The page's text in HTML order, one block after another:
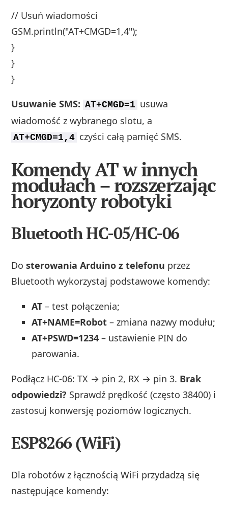
// Usuń wiadomości
GSM.println("AT+CMGD=1,4");
}
}
}
Usuwanie SMS: AT+CMGD=1 usuwa
wiadomość z wybranego slotu, a
AT+CMGD=1,4 czyści całą pamięć SMS.
Komendy AT w innych
modułach – rozszerzając
horyzonty robotyki
Bluetooth HC-05/HC-06
Dosterowania Arduino z telefonu przez
Bluetooth wykorzystaj podstawowe komendy:
AT – test połączenia;
AT+NAME=Robot – zmiana nazwy modułu;
AT+PSWD=1234 – ustawienie PIN do
parowania.
Podłącz HC-06: TX → pin 2, RX → pin 3. Brak
odpowiedzi? Sprawdź prędkość (często 38400) i
zastosuj konwersję poziomów logicznych.
ESP8266 (WiFi)
Dla robotów z łącznością WiFi przydadzą się
następujące komendy: